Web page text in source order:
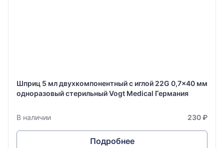
Шприц 5 мл двухкомпонентный с иглой 22G 0,7x40 мм
одноразовый стерильный Vogt Medical Германия
В наличии 230 ₽
Подробнее